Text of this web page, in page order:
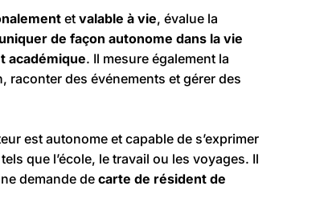
et valable à vie, évalue la
de façon autonome dans la vie
académique. Il mesure également la
raconter des événements et gérer des
est autonome et capable de s’exprimer
que l’école, le travail ou les voyages. Il
demande de carte de résident de